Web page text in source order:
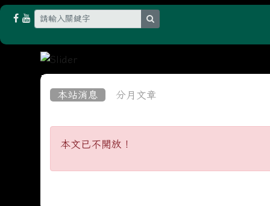
本站消息 分月文章
本文已不開放！
本文已不開放！